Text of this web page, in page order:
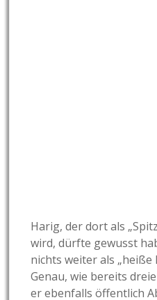
Harig, der dort als
wird, dürfte gewusst
nichts weiter als
Genau, wie bereits
er ebenfalls öffentlich